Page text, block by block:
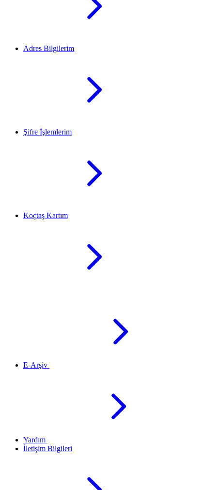
Adres Bilgilerim
Şifre İşlemlerim
Koçtaş Kartım
E-Arşiv
Yardım
İletişim Bilgileri